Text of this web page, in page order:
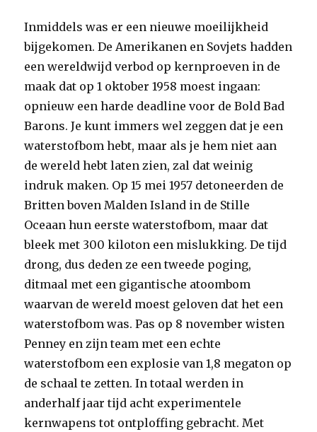
Inmiddels was er een nieuwe moeilijkheid
bijgekomen. De Amerikanen en Sovjets hadden
een wereldwijd verbod op kernproeven in de
maak dat op 1 oktober 1958 moest ingaan:
opnieuw een harde deadline voor de Bold Bad
Barons. Je kunt immers wel zeggen dat je een
waterstofbom hebt, maar als je hem niet aan
de wereld hebt laten zien, zal dat weinig
indruk maken. Op 15 mei 1957 detoneerden de
Britten boven Malden Island in de Stille
Oceaan hun eerste waterstofbom, maar dat
bleek met 300 kiloton een mislukking. De tijd
drong, dus deden ze een tweede poging,
ditmaal met een gigantische atoombom
waarvan de wereld moest geloven dat het een
waterstofbom was. Pas op 8 november wisten
Penney en zijn team met een echte
waterstofbom een explosie van 1,8 megaton op
de schaal te zetten. In totaal werden in
anderhalf jaar tijd acht experimentele
kernwapens tot ontploffing gebracht. Met